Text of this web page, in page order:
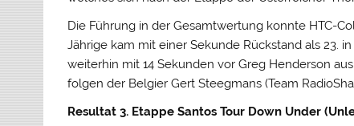
Die Führung in der Gesamtwertung konnte HTC-
Jährige kam mit einer Sekunde Rückstand als 23.
weiterhin mit 14 Sekunden vor Greg Henderson
folgen der Belgier Gert Steegmans (Team
Resultat 3. Etappe Santos Tour Down Under